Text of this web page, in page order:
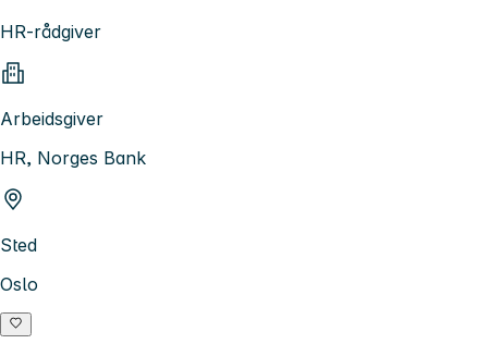
HR-rådgiver
Arbeidsgiver
HR, Norges Bank
Sted
Oslo